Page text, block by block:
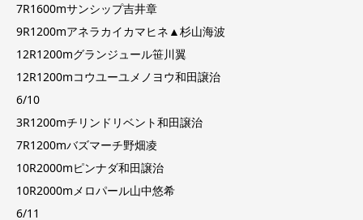
7R1600mサンシップ吉井章
9R1200mアネラカイカマヒネ▲杉山海波
12R1200mグランジュール笹川翼
12R1200mコウユーユメノヨウ和田譲治
6/10
3R1200mチリンドリベント和田譲治
7R1200mバズマーチ野畑凌
10R2000mピンナダ和田譲治
10R2000mメロパール山中悠希
6/11